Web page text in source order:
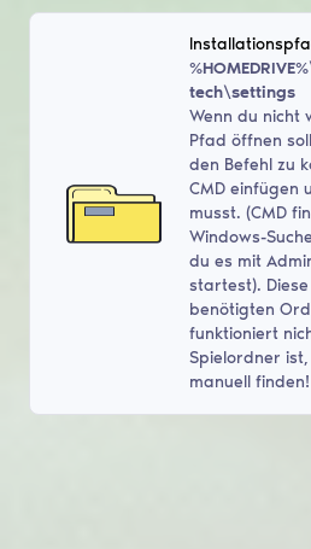
tech\settings
Wenn du nicht
Pfad öffnen
den Befehl zu
CMD einfügen
musst. (CMD
Windows-
du es mit
startest).
benötigten
funktioniert
Spielordner
manuell finden!